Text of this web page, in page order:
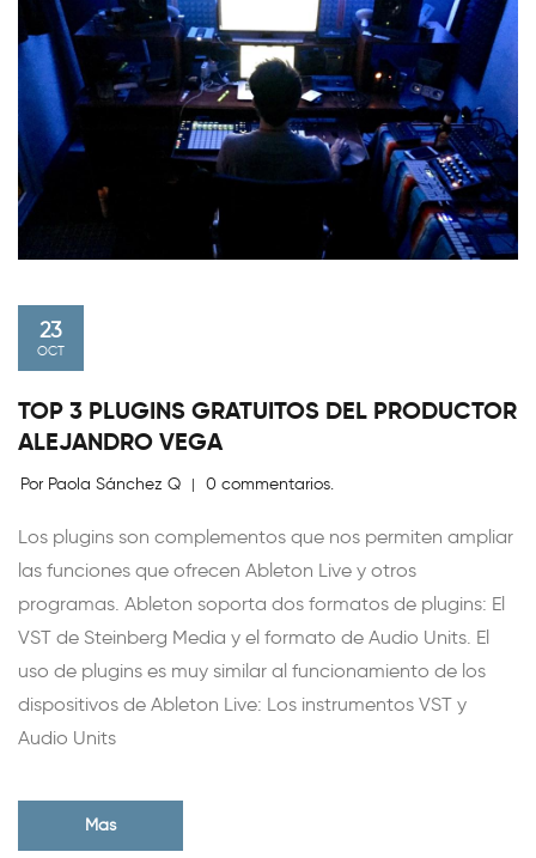
23
OCT
TOP 3 PLUGINS GRATUITOS DEL PRODUCTOR
ALEJANDRO VEGA
Por Paola Sánchez Q | 0 commentarios.
Los plugins son complementos que nos permiten ampliar
las funciones que ofrecen Ableton Live y otros
programas. Ableton soporta dos formatos de plugins: El
VST de Steinberg Media y el formato de Audio Units. El
uso de plugins es muy similar al funcionamiento de los
dispositivos de Ableton Live: Los instrumentos VST y
Audio Units
Mas